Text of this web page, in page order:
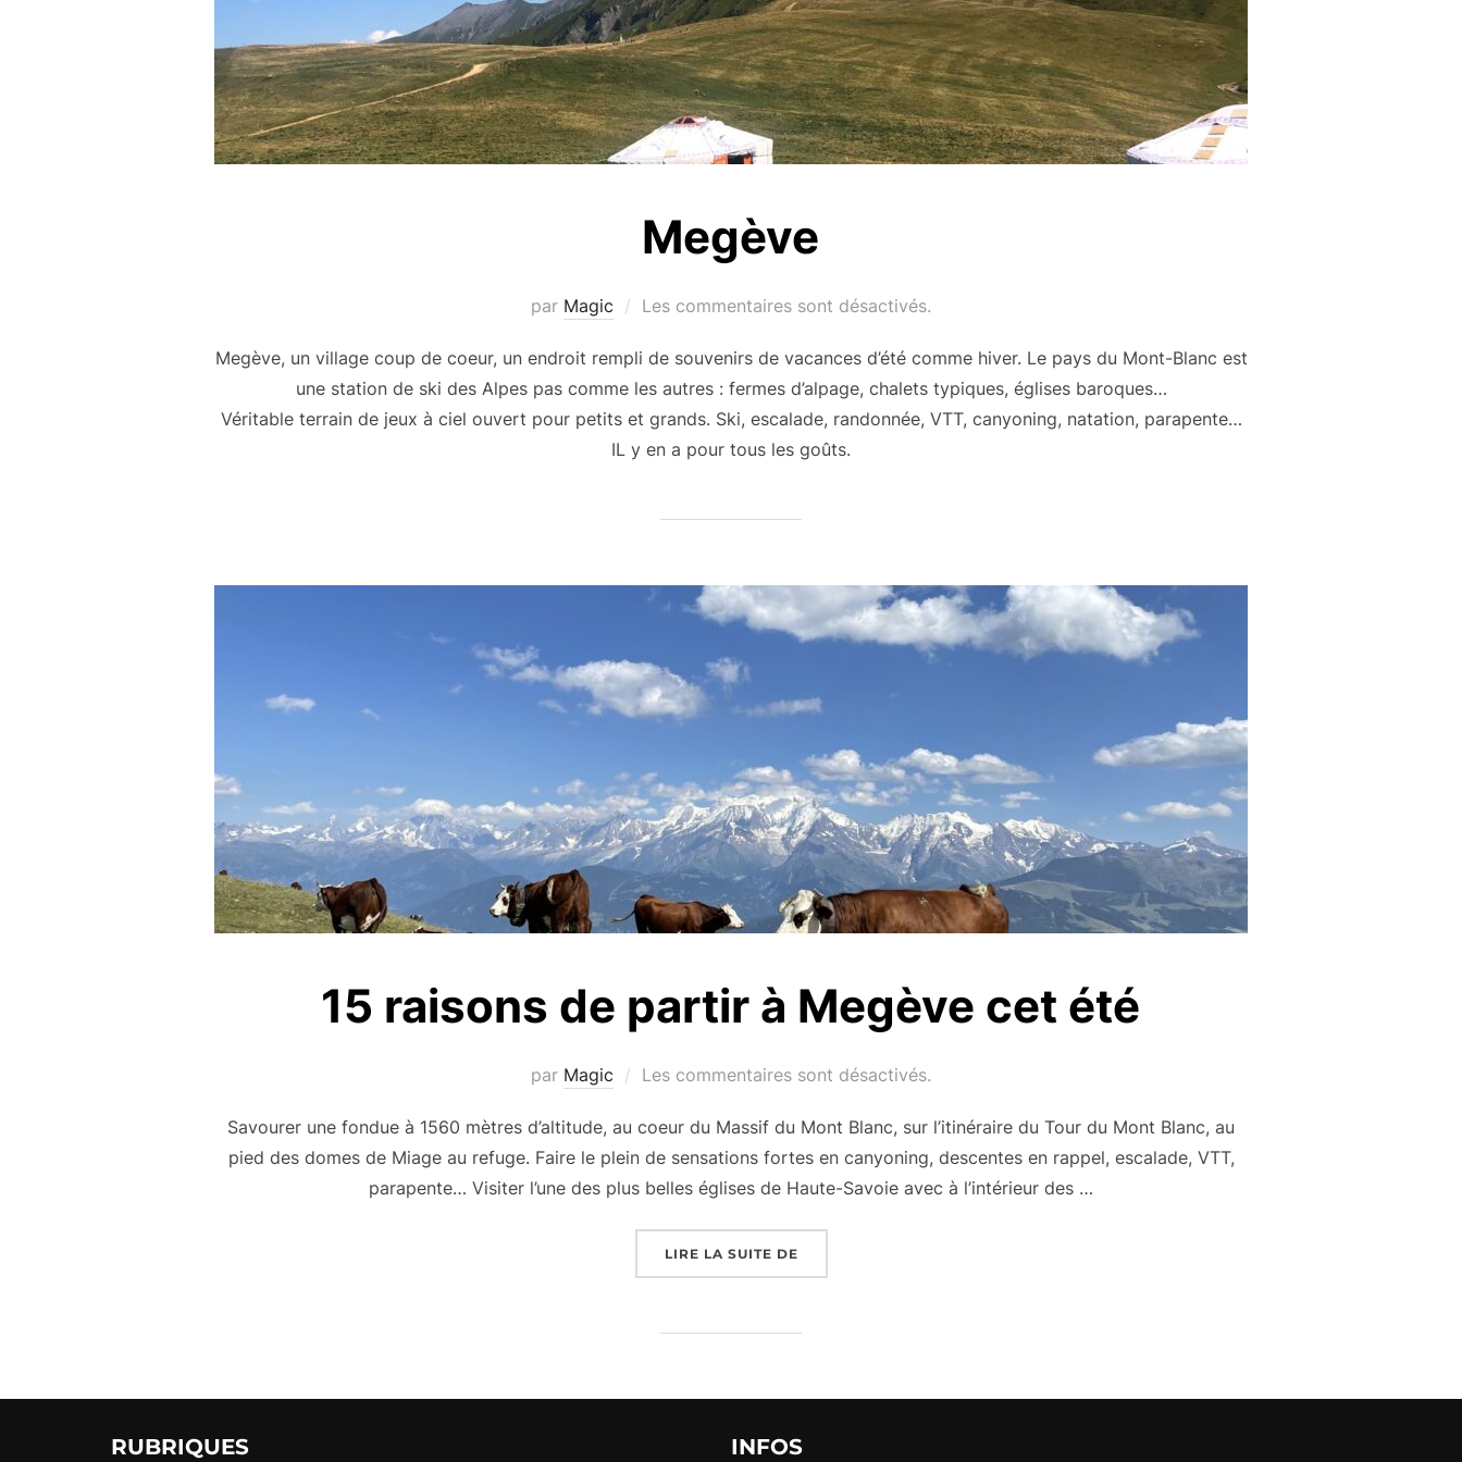
Megève
par Magic Les commentaires sont désactivés.
Megève, un village coup de coeur, un endroit rempli de souvenirs de vacances d’été comme hiver. Le pays du Mont-Blanc est
une station de ski des Alpes pas comme les autres : fermes d’alpage, chalets typiques, églises baroques…
Véritable terrain de jeux à ciel ouvert pour petits et grands. Ski, escalade, randonnée, VTT, canyoning, natation, parapente…
IL y en a pour tous les goûts.
15 raisons de partir à Megève cet été
par Magic Les commentaires sont désactivés.
Savourer une fondue à 1560 mètres d’altitude, au coeur du Massif du Mont Blanc, sur l’itinéraire du Tour du Mont Blanc, au
pied des domes de Miage au refuge. Faire le plein de sensations fortes en canyoning, descentes en rappel, escalade, VTT,
parapente… Visiter l’une des plus belles églises de Haute-Savoie avec à l’intérieur des …
LIRE LA SUITE DE« 15 RAISONS DE PARTIR À MEGÈVE CET ÉTÉ »
RUBRIQUES INFOS